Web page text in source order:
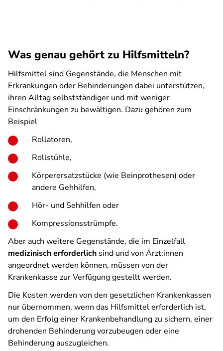
Was genau gehört zu Hilfsmitteln?
Hilfsmittel sind Gegenstände, die Menschen mit
Erkrankungen oder Behinderungen dabei unterstützen,
ihren Alltag selbstständiger und mit weniger
Einschränkungen zu bewältigen. Dazu gehören zum
Beispiel
Rollatoren,
Rollstühle,
Körperersatzstücke (wie Beinprothesen) oder
andere Gehhilfen,
Hör- und Sehhilfen oder
Kompressionsstrümpfe.
Aber auch weitere Gegenstände, die im Einzelfall
medizinisch erforderlich sind und von Ärzt:innen
angeordnet werden können, müssen von der
Krankenkasse zur Verfügung gestellt werden.
Die Kosten werden von den gesetzlichen Krankenkassen
nur übernommen, wenn das Hilfsmittel erforderlich ist,
um den Erfolg einer Krankenbehandlung zu sichern, einer
drohenden Behinderung vorzubeugen oder eine
Behinderung auszugleichen.